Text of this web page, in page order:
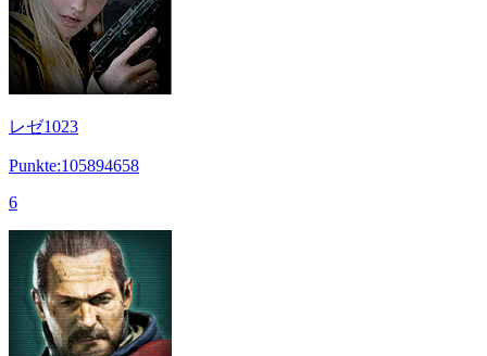
レゼ1023
Punkte:105894658
6